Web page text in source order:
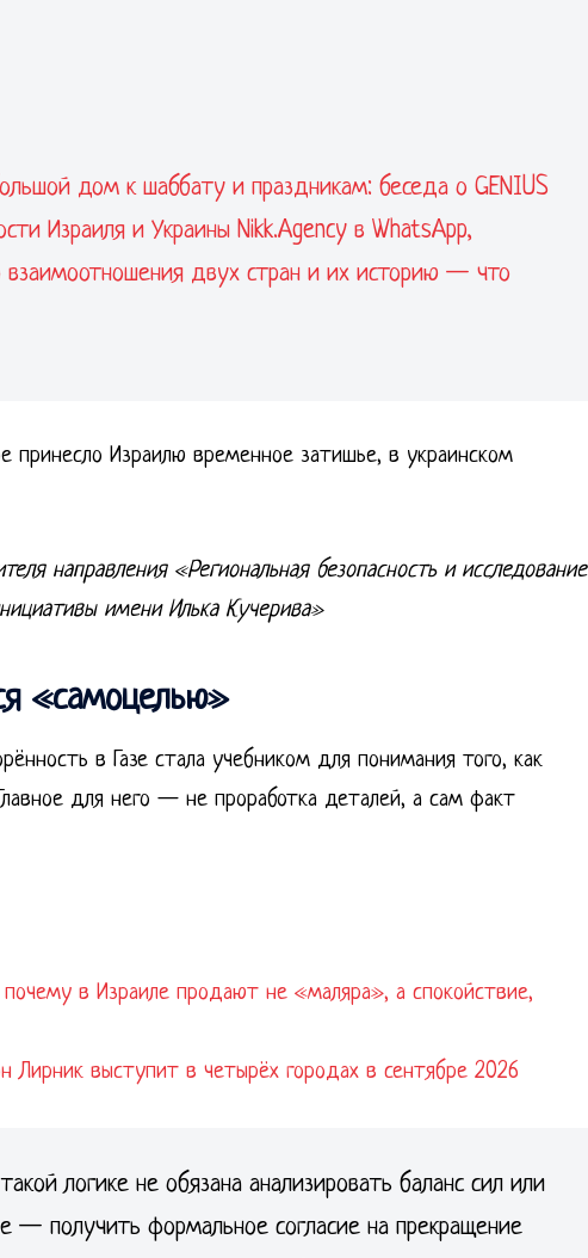
дом к шаббату и праздникам: беседа о GENIUS
и Украины Nikk.Agency в WhatsApp,
взаимоотношения двух стран и их историю — что
принесло Израилю временное затишье, в украинском
направления «Региональная безопасность и исследование
имени Илька Кучерива»
«самоцелью»
в Газе стала учебником для понимания того, как
для него — не проработка деталей, а сам факт
в Израиле продают не «маляра», а спокойствие,
Лирник выступит в четырёх городах в сентябре 2026
логике не обязана анализировать баланс сил или
— получить формальное согласие на прекращение